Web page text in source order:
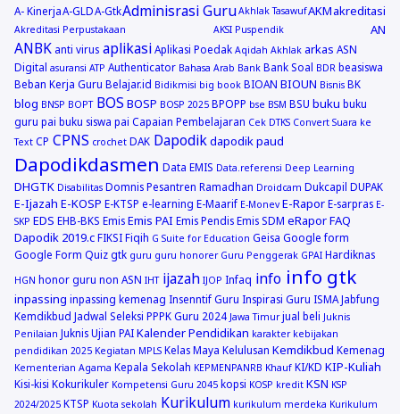
A- KinerjaA-GLDA-GtkAdminisrasi GuruAkhlak TasawufAKMakreditasi
Akreditasi Perpustakaan AKSI Puspendik AN
ANBK anti virus aplikasi Aplikasi Poedak Aqidah Akhlak arkas ASN
Digital asuransi ATP Authenticator Bahasa Arab Bank Bank Soal BDR beasiswa
Beban Kerja Guru Belajar.id Bidikmisi big book BIOAN BIOUN Bisnis BK
blog BNSP BOPT BOS BOSP BOSP 2025 BPOPP bse BSM BSU buku buku
guru pai buku siswa pai Capaian Pembelajaran Cek DTKS Convert Suara ke
Text CP CPNS crochet DAK Dapodikdapodik paud
Dapodikdasmen Data EMIS Data.referensi Deep Learning
DHGTK Disabilitas Domnis Pesantren Ramadhan Droidcam Dukcapil DUPAK
E-Ijazah E-KOSP E-KTSP e-learning E-Maarif E-Monev E-Rapor E-sarpras E-
SKP EDS EHB-BKS Emis Emis PAI Emis Pendis Emis SDM eRaporFAQ
Dapodik 2019.c FIKSI Fiqih G Suite for Education Geisa Google form
Google Form Quiz gtk guru guru honorer Guru Penggerak GPAI Hardiknas
HGN honor guru non ASN IHT ijazah IJOP Infaq info info gtk
inpassing inpassing kemenag Insenntif Guru Inspirasi Guru ISMAJabfung
Kemdikbud Jadwal Seleksi PPPK Guru 2024 Jawa Timur jual beli Juknis
Penilaian Juknis Ujian PAI Kalender Pendidikan karakter kebijakan
pendidikan 2025 Kegiatan MPLS Kelas Maya Kelulusan Kemdikbud Kemenag
Kementerian Agama Kepala Sekolah KEPMENPANRB Khauf KI/KD KIP-Kuliah
Kisi-kisi Kokurikuler Kompetensi Guru 2045 kopsi KOSP kredit KSN KSP
2024/2025 KTSP Kuota sekolah Kurikulum kurikulum merdeka Kurikulum